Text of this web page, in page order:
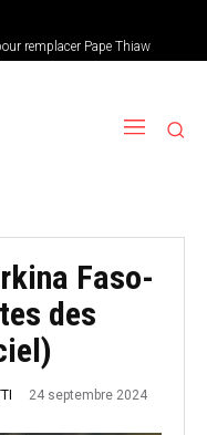
remplacer Pape Thiaw
Faso en outsider…Les
l’Ouest
Faso-
des
24 septembre 2024